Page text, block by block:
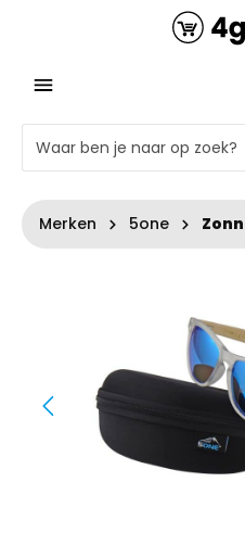
Merken 5one